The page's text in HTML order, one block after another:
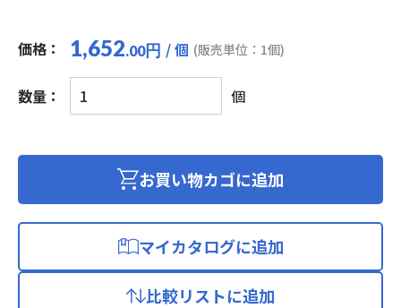
価格： 1,652.00円 / 個 (販売単位：1個)
数量：
床
配
用
T
個
お買い物カゴに追加
マイカタログに追加
比較リストに追加